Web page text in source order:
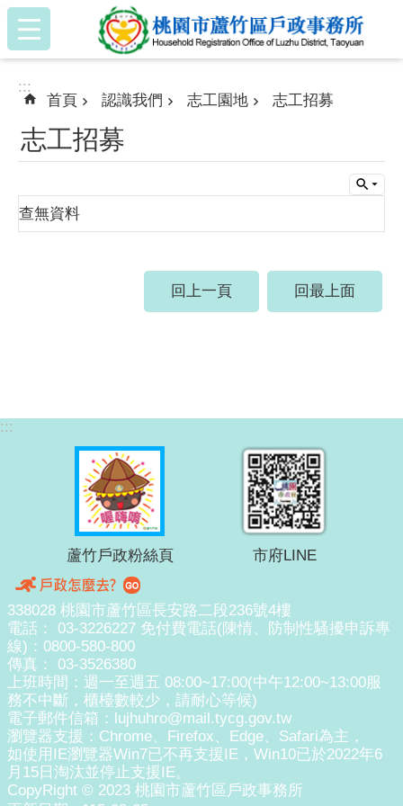
跳到主要內容區塊
:::
:::
首頁 認識我們 志工園地 志工招募
志工招募
查無資料
回上一頁 回最上面
:::
蘆竹戶政粉絲頁 市府LINE
338028 桃園市蘆竹區長安路二段236號4樓
電話： 03-3226227 免付費電話(陳情、防制性騷擾申訴專
線)：0800-580-800
傳真： 03-3526380
上班時間：週一至週五 08:00~17:00(中午12:00~13:00服
務不中斷，櫃檯數較少，請耐心等候)
電子郵件信箱：lujhuhro@mail.tycg.gov.tw
瀏覽器支援：Chrome、Firefox、Edge、Safari為主，
如使用IE瀏覽器Win7已不再支援IE，Win10已於2022年6
月15日淘汰並停止支援IE。
CopyRight © 2023 桃園市蘆竹區戶政事務所